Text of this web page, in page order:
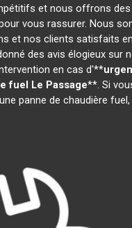
et nous offrons des
vous rassurer. Nous
et nos clients satisfaits
des avis élogieux sur
en cas d'**
fuel Le Passage**. Si
une panne de chaudière